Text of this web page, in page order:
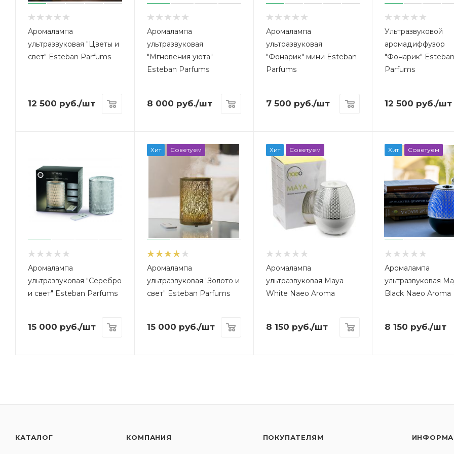
Аромалампа
ультразвуковая "Цветы и
свет" Esteban Parfums
12 500 руб./шт
Аромалампа
ультразвуковая
"Мгновения уюта"
Esteban Parfums
8 000 руб./шт
Аромалампа
ультразвуковая
"Фонарик" мини Esteban
Parfums
7 500 руб./шт
Ультразвуковой
аромадиффузор
"Фонарик"
Parfums
12 500 руб./шт
Аромалампа
ультразвуковая "Серебро
и свет" Esteban Parfums
15 000 руб./шт
Хит Советуем
Аромалампа
ультразвуковая "Золото и
свет" Esteban Parfums
15 000 руб./шт
Хит Советуем
Аромалампа
ультразвуковая Maya
White Naeo Aroma
8 150 руб./шт
Хит Советуем
Аромалампа
ультразвуковая
Black Naeo Aroma
8 150 руб./шт
КАТАЛОГ КОМПАНИЯ ПОКУПАТЕЛЯМ